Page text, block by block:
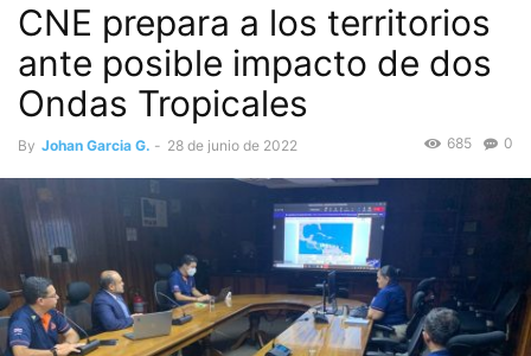
CNE prepara a los territorios
ante posible impacto de dos
Ondas Tropicales
By Johan Garcia G. - 28 de junio de 2022 0
685